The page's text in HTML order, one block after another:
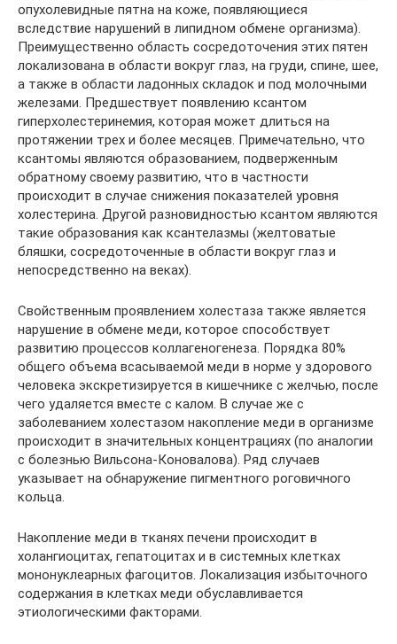
опухолевидные пятна на коже, появляющиеся
вследствие нарушений в липидном обмене организма).
Преимущественно область сосредоточения этих пятен
локализована в области вокруг глаз, на груди, спине, шее,
а также в области ладонных складок и под молочными
железами. Предшествует появлению ксантом
гиперхолестеринемия, которая может длиться на
протяжении трех и более месяцев. Примечательно, что
ксантомы являются образованием, подверженным
обратному своему развитию, что в частности
происходит в случае снижения показателей уровня
холестерина. Другой разновидностью ксантом являются
такие образования как ксантелазмы (желтоватые
бляшки, сосредоточенные в области вокруг глаз и
непосредственно на веках).
Свойственным проявлением холестаза также является
нарушение в обмене меди, которое способствует
развитию процессов коллагеногенеза. Порядка 80%
общего объема всасываемой меди в норме у здорового
человека экскретизируется в кишечнике с желчью, после
чего удаляется вместе с калом. В случае же с
заболеванием холестазом накопление меди в организме
происходит в значительных концентрациях (по аналогии
с болезнью Вильсона-Коновалова). Ряд случаев
указывает на обнаружение пигментного роговичного
кольца.
Накопление меди в тканях печени происходит в
холангиоцитах, гепатоцитах и в системных клетках
мононуклеарных фагоцитов. Локализация избыточного
содержания в клетках меди обуславливается
этиологическими факторами.